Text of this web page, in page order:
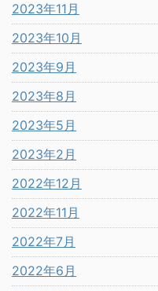
2023年11月
2023年10月
2023年9月
2023年8月
2023年5月
2023年2月
2022年12月
2022年11月
2022年7月
2022年6月